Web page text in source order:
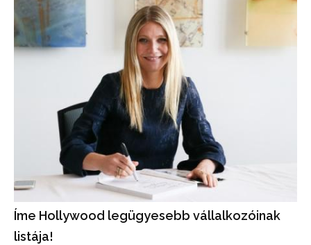
Íme Hollywood legügyesebb vállalkozóinak
listája!